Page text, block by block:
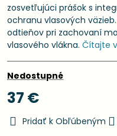
zosvetľujúci prášok s
ochranu vlasových
odtieňov pri zachovaní
vlasového vlákna. Čítajte
Nedostupné
37 €
Pridať k Obľúbeným